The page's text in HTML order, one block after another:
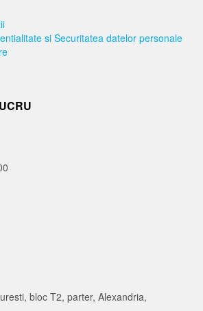
si Securitatea datelor personale
bloc T2, parter, Alexandria,